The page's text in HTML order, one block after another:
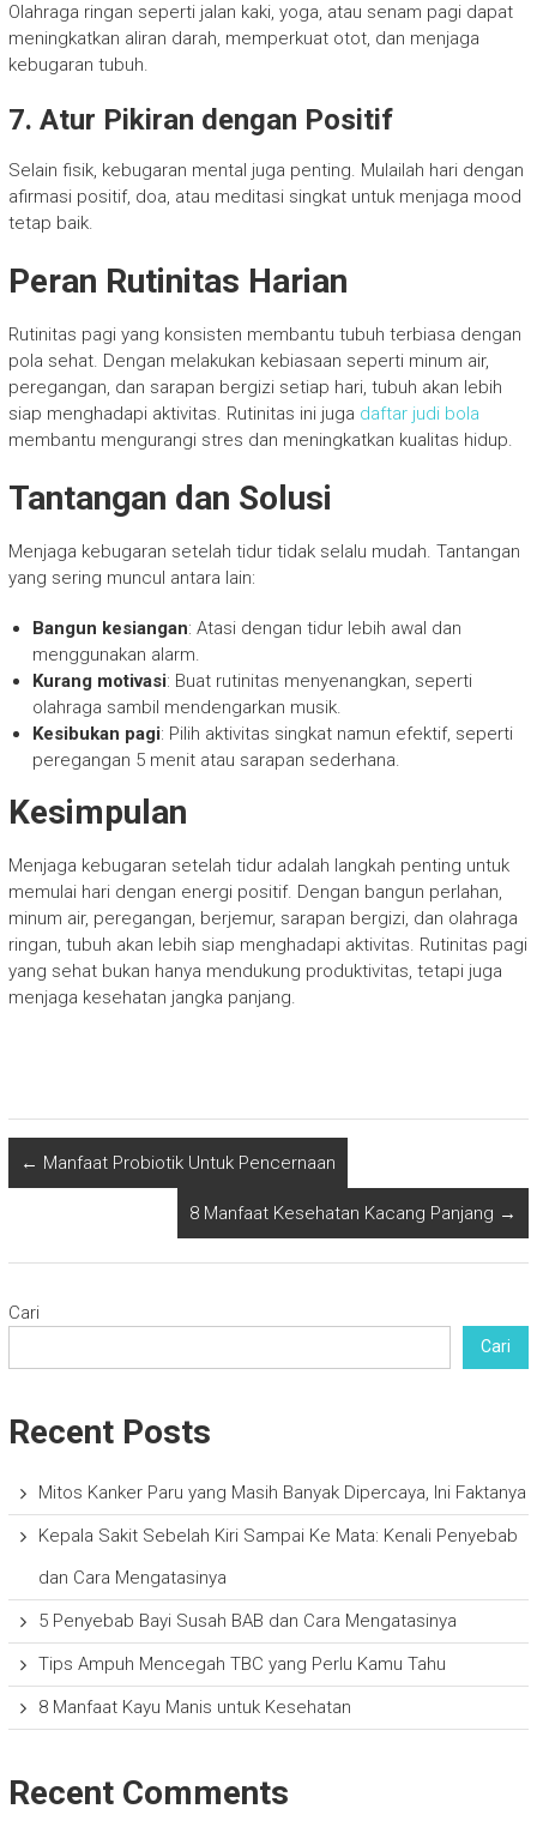
Olahraga ringan seperti jalan kaki, yoga, atau senam pagi dapat
meningkatkan aliran darah, memperkuat otot, dan menjaga
kebugaran tubuh.
7. Atur Pikiran dengan Positif
Selain fisik, kebugaran mental juga penting. Mulailah hari dengan
afirmasi positif, doa, atau meditasi singkat untuk menjaga mood
tetap baik.
Peran Rutinitas Harian
Rutinitas pagi yang konsisten membantu tubuh terbiasa dengan
pola sehat. Dengan melakukan kebiasaan seperti minum air,
peregangan, dan sarapan bergizi setiap hari, tubuh akan lebih
siap menghadapi aktivitas. Rutinitas ini juga daftar judi bola
membantu mengurangi stres dan meningkatkan kualitas hidup.
Tantangan dan Solusi
Menjaga kebugaran setelah tidur tidak selalu mudah. Tantangan
yang sering muncul antara lain:
Bangun kesiangan: Atasi dengan tidur lebih awal dan
menggunakan alarm.
Kurang motivasi: Buat rutinitas menyenangkan, seperti
olahraga sambil mendengarkan musik.
Kesibukan pagi: Pilih aktivitas singkat namun efektif, seperti
peregangan 5 menit atau sarapan sederhana.
Kesimpulan
Menjaga kebugaran setelah tidur adalah langkah penting untuk
memulai hari dengan energi positif. Dengan bangun perlahan,
minum air, peregangan, berjemur, sarapan bergizi, dan olahraga
ringan, tubuh akan lebih siap menghadapi aktivitas. Rutinitas pagi
yang sehat bukan hanya mendukung produktivitas, tetapi juga
menjaga kesehatan jangka panjang.
← Manfaat Probiotik Untuk Pencernaan
8 Manfaat Kesehatan Kacang Panjang →
Cari
Cari
Recent Posts
Mitos Kanker Paru yang Masih Banyak Dipercaya, Ini Faktanya
Kepala Sakit Sebelah Kiri Sampai Ke Mata: Kenali Penyebab
dan Cara Mengatasinya
5 Penyebab Bayi Susah BAB dan Cara Mengatasinya
Tips Ampuh Mencegah TBC yang Perlu Kamu Tahu
8 Manfaat Kayu Manis untuk Kesehatan
Recent Comments